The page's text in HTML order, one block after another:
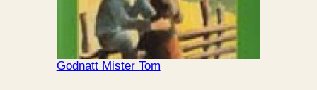
Godnatt Mister Tom